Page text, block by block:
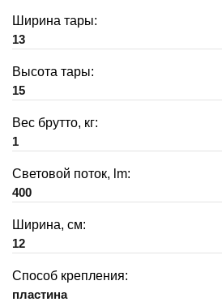
Ширина тары:
13
Высота тары:
15
Вес брутто, кг:
1
Световой поток, lm:
400
Ширина, см:
12
Способ крепления:
пластина